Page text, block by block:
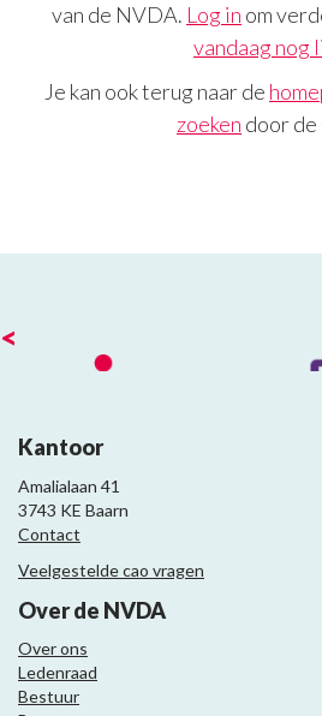
van de NVDA. Log in om
vandaag nog
Je kan ook terug naar de
zoeken door de
<
Kantoor
Amalialaan 41
3743 KE Baarn
Contact
Veelgestelde cao vragen
Over de NVDA
Over ons
Ledenraad
Bestuur